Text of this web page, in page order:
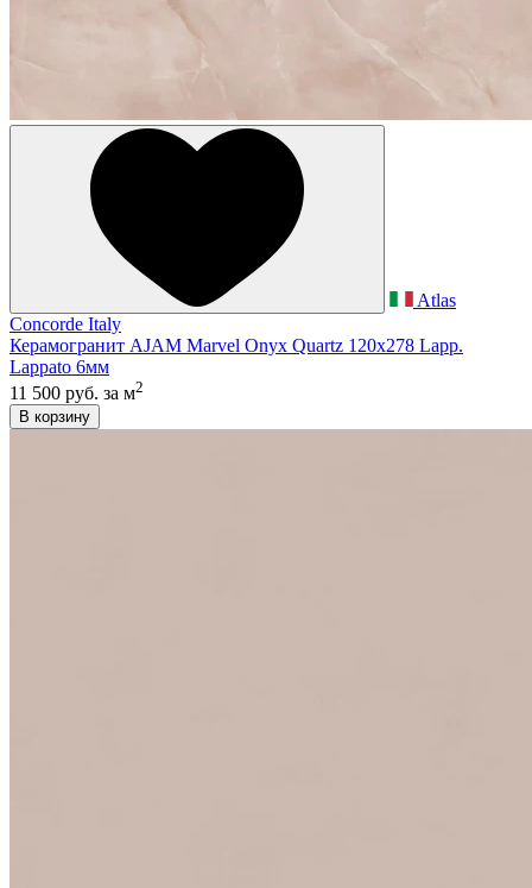
Atlas
Concorde Italy
Керамогранит AJAM Marvel Onyx Quartz 120x278 Lapp.
Lappato 6мм
11 500 руб. за м2
В корзину